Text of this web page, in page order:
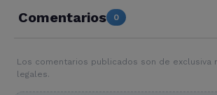
Comentarios 0
Los comentarios publicados son de
legales.